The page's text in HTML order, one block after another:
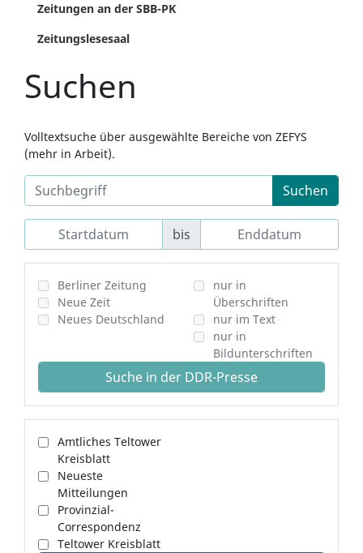
Zeitungen an der SBB-PK
Zeitungslesesaal
Suchen
Volltextsuche über ausgewählte Bereiche von ZEFYS
(mehr in Arbeit).
Suchen
bis
Berliner Zeitung
Neue Zeit
Neues Deutschland
nur in
Überschriften
nur im Text
nur in
Bildunterschriften
Suche in der DDR-Presse
Amtliches Teltower
Kreisblatt
Neueste
Mitteilungen
Provinzial-
Correspondenz
Teltower Kreisblatt